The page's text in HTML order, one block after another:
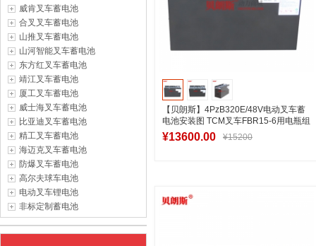
威肯叉车蓄电池
合叉叉车蓄电池
山推叉车蓄电池
山河智能叉车蓄电池
东方红叉车蓄电池
靖江叉车蓄电池
厦工叉车蓄电池
威士海叉车蓄电池
比亚迪叉车蓄电池
精工叉车蓄电池
海迈克叉车蓄电池
防爆叉车蓄电池
高尔夫球车电池
电动叉车锂电池
非标定制蓄电池
【贝朗斯】4PzB320E/48V电动叉车蓄
电池安装图 TCM叉车FBR15-6用电瓶组
高清图
¥13600.00 ¥15200